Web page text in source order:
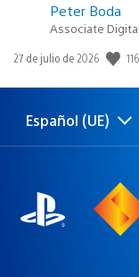
Peter Boda
Associate
Fecha
publicación:
27 de julio de 2026 116
Selecciona
Región
Español (UE)